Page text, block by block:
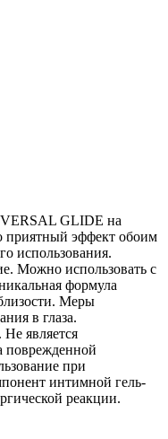
GLIDE на
приятный эффект обоим
использования.
Можно использовать с
формула
Меры
в глаза.
является
поврежденной
при
интимной гель-
реакции.